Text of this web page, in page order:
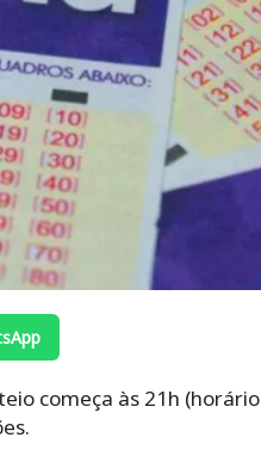
começa às 21h